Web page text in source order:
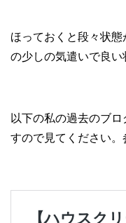
ほっておくと段々状
の少しの気遣いで良い
以下の私の過去のブ
すので見てください。